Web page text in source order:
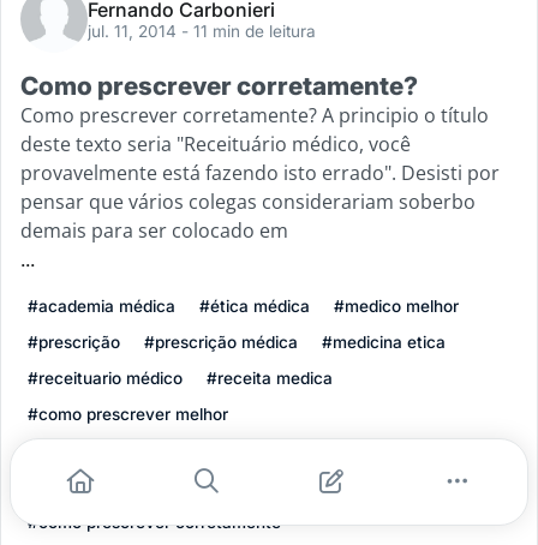
Fernando Carbonieri
jul. 11, 2014 - 11 min de leitura
Como prescrever corretamente?
Como prescrever corretamente? A principio o título
deste texto seria "Receituário médico, você
provavelmente está fazendo isto errado". Desisti por
pensar que vários colegas considerariam soberbo
demais para ser colocado em
...
#academia médica #ética médica
#medico melhor
#prescrição
#prescrição médica
#medicina etica
#receituario médico
#receita medica
#como prescrever melhor
#receituario medico eletronico
#como prescrever corretamente